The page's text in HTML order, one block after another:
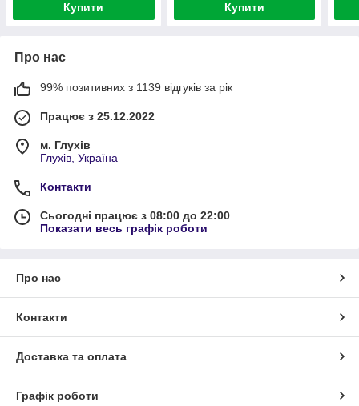
Купити Купити
Про нас
99% позитивних з 1139 відгуків за рік
Працює з 25.12.2022
м. Глухів
Глухів, Україна
Контакти
Сьогодні працює з 08:00 до 22:00
Показати весь графік роботи
Про нас
Контакти
Доставка та оплата
Графік роботи